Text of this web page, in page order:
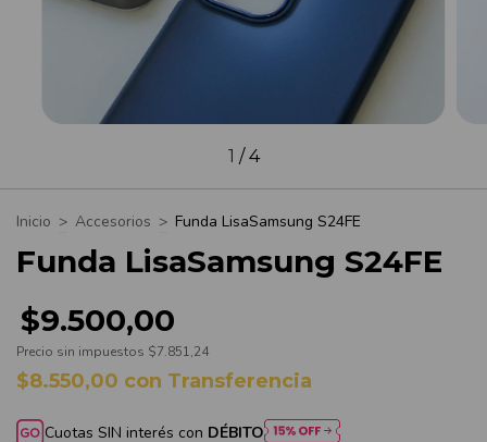
1 /4
Inicio > Accesorios > Funda LisaSamsung S24FE
Funda LisaSamsung S24FE
$9.500,00
Precio sin impuestos $7.851,24
$8.550,00 con Transferencia
Cuotas SIN interés con DÉBITO